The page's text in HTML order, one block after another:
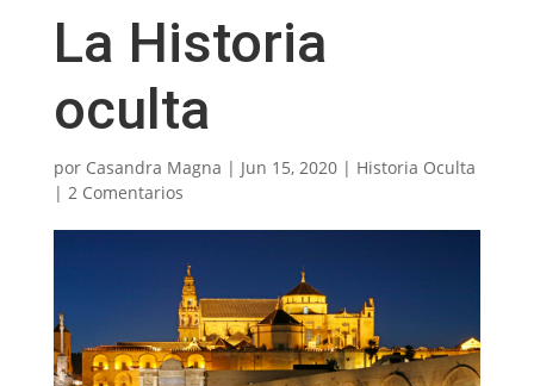
La Historia
oculta
por Casandra Magna | Jun 15, 2020| Historia Oculta
| 2 Comentarios